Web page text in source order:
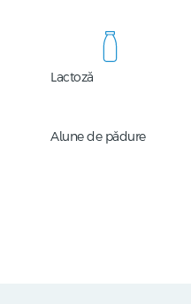
Lactoză
Alune de pădure